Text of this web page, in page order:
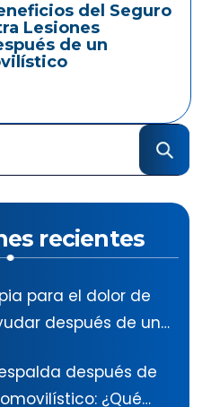
del Seguro
Lesiones
de un
recientes
para el dolor de
después de un
después de
¿Qué